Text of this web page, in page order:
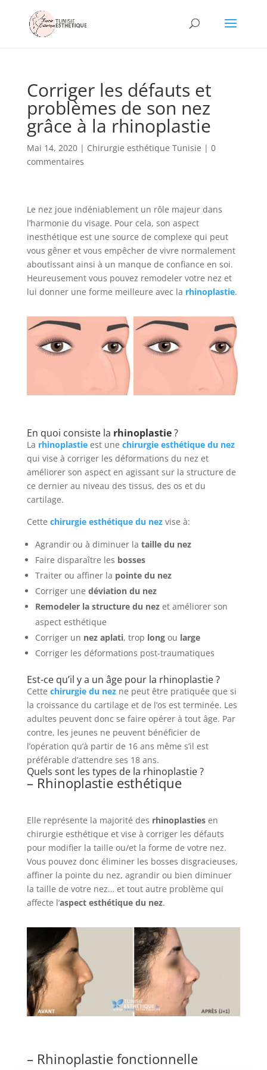
Corriger les défauts et
problèmes de son nez
grâce à la rhinoplastie
Mai 14, 2020| Chirurgie esthétique Tunisie | 0
commentaires
Le nez joue indéniablement un rôle majeur dans
l’harmonie du visage. Pour cela, son aspect
inesthétique est une source de complexe qui peut
vous gêner et vous empêcher de vivre normalement
aboutissant ainsi à un manque de confiance en soi.
Heureusement vous pouvez remodeler votre nez et
lui donner une forme meilleure avec la rhinoplastie.
En quoi consiste la rhinoplastie?
La rhinoplastie est une chirurgie esthétique du nez
qui vise à corriger les déformations du nez et
améliorer son aspect en agissant sur la structure de
ce dernier au niveau des tissus, des os et du
cartilage.
Cette chirurgie esthétique du nez vise à:
Agrandir ou à diminuer la taille du nez
Faire disparaître les bosses
Traiter ou affiner la pointe du nez
Corriger une déviation du nez
Remodeler la structure du nezet améliorer son
aspect esthétique
Corriger un nez aplati, trop longou large
Corriger les déformations post-traumatiques
Est-ce qu’il y a un âge pour la rhinoplastie ?
Cette chirurgie du nez ne peut être pratiquée que si
la croissance du cartilage et de l’os est terminée. Les
adultes peuvent donc se faire opérer à tout âge. Par
contre, les jeunes ne peuvent bénéficier de
l’opération qu’à partir de 16 ans même s’il est
préférable d’attendre ses 18 ans.
Quels sont les types de la rhinoplastie ?
– Rhinoplastie esthétique
Elle représente la majorité des rhinoplastiesen
chirurgie esthétique et vise à corriger les défauts
pour modifier la taille ou/et la forme de votre nez.
Vous pouvez donc éliminer les bosses disgracieuses,
affiner la pointe du nez, agrandir ou bien diminuer
la taille de votre nez… et tout autre problème qui
affecte l’aspect esthétique du nez.
– Rhinoplastie fonctionnelle